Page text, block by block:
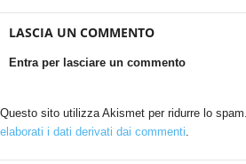
LASCIA UN COMMENTO
Entra per lasciare un commento
Questo sito utilizza Akismet per ridurre lo spam.
elaborati i dati derivati dai commenti